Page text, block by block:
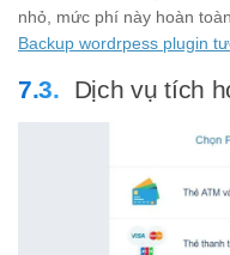
nhỏ, mức phí này hoàn
Backup wordrpess plugin
Dịch vụ tích